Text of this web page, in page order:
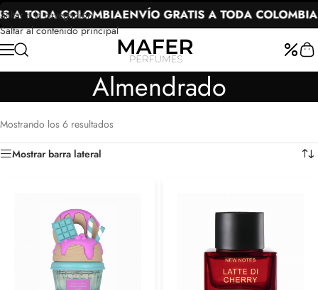
Saltar a la navegación
Saltar al contenido principal
A TODA COLOMBIAENVÍO GRATIS A TODA COLOMBIA
Almendrado
Mostrando los 6 resultados
Mostrar barra lateral